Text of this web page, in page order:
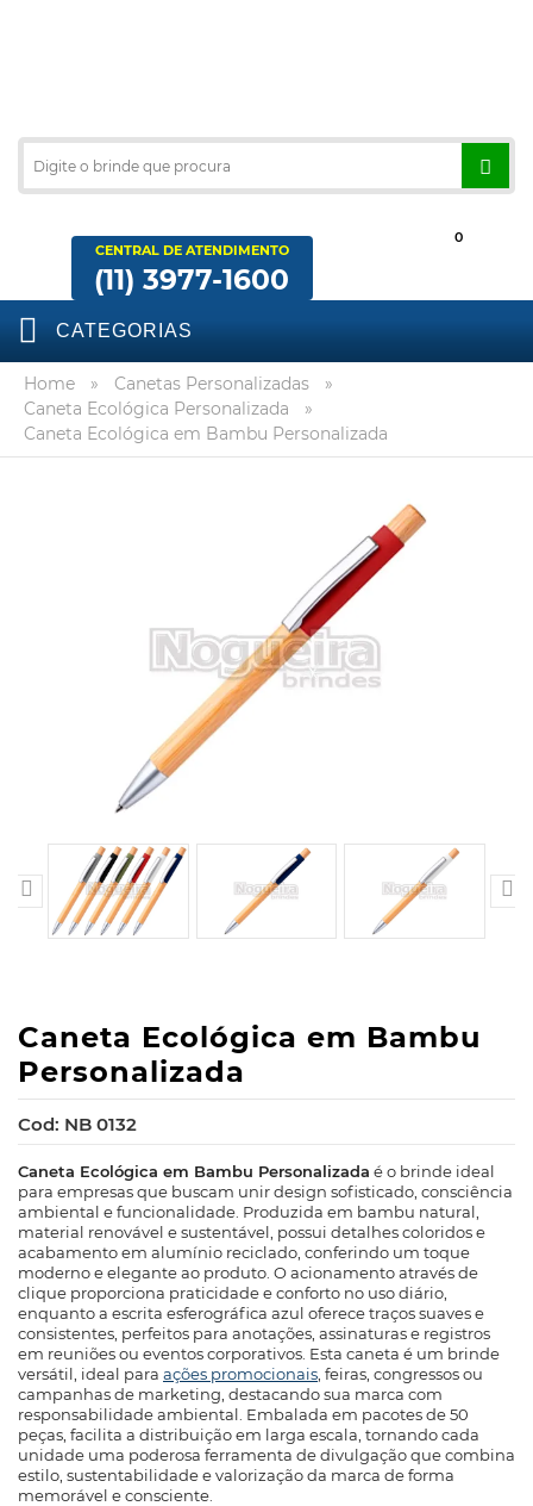
CENTRAL DE ATENDIMENTO
(11) 3977-1600
0
CATEGORIAS
Home » Canetas Personalizadas
»
Caneta Ecológica Personalizada
»
Caneta Ecológica em Bambu Personalizada
 
Caneta Ecológica em Bambu
Personalizada
Cod: NB 0132
Caneta Ecológica em Bambu Personalizada é o brinde ideal
para empresas que buscam unir design sofisticado, consciência
ambiental e funcionalidade. Produzida em bambu natural,
material renovável e sustentável, possui detalhes coloridos e
acabamento em alumínio reciclado, conferindo um toque
moderno e elegante ao produto. O acionamento através de
clique proporciona praticidade e conforto no uso diário,
enquanto a escrita esferográfica azul oferece traços suaves e
consistentes, perfeitos para anotações, assinaturas e registros
em reuniões ou eventos corporativos. Esta caneta é um brinde
versátil, ideal para ações promocionais , feiras, congressos ou
campanhas de marketing, destacando sua marca com
responsabilidade ambiental. Embalada em pacotes de 50
peças, facilita a distribuição em larga escala, tornando cada
unidade uma poderosa ferramenta de divulgação que combina
estilo, sustentabilidade e valorização da marca de forma
memorável e consciente.